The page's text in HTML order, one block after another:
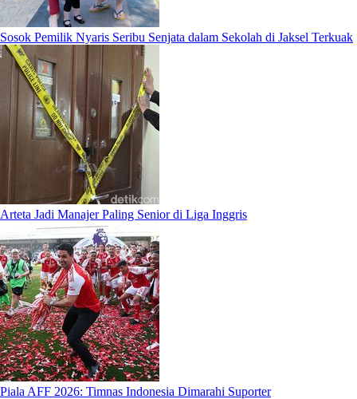
Sosok Pemilik Nyaris Seribu Senjata dalam Sekolah di Jaksel Terkuak
Arteta Jadi Manajer Paling Senior di Liga Inggris
Piala AFF 2026: Timnas Indonesia Dimarahi Suporter